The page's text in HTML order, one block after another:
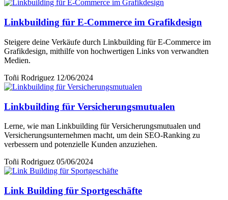
Linkbuilding für E-Commerce im Grafikdesign
Steigere deine Verkäufe durch Linkbuilding für E-Commerce im
Grafikdesign, mithilfe von hochwertigen Links von verwandten
Medien.
Toñi Rodriguez 12/06/2024
Linkbuilding für Versicherungsmutualen
Lerne, wie man Linkbuilding für Versicherungsmutualen und
Versicherungsunternehmen macht, um dein SEO-Ranking zu
verbessern und potenzielle Kunden anzuziehen.
Toñi Rodriguez 05/06/2024
Link Building für Sportgeschäfte